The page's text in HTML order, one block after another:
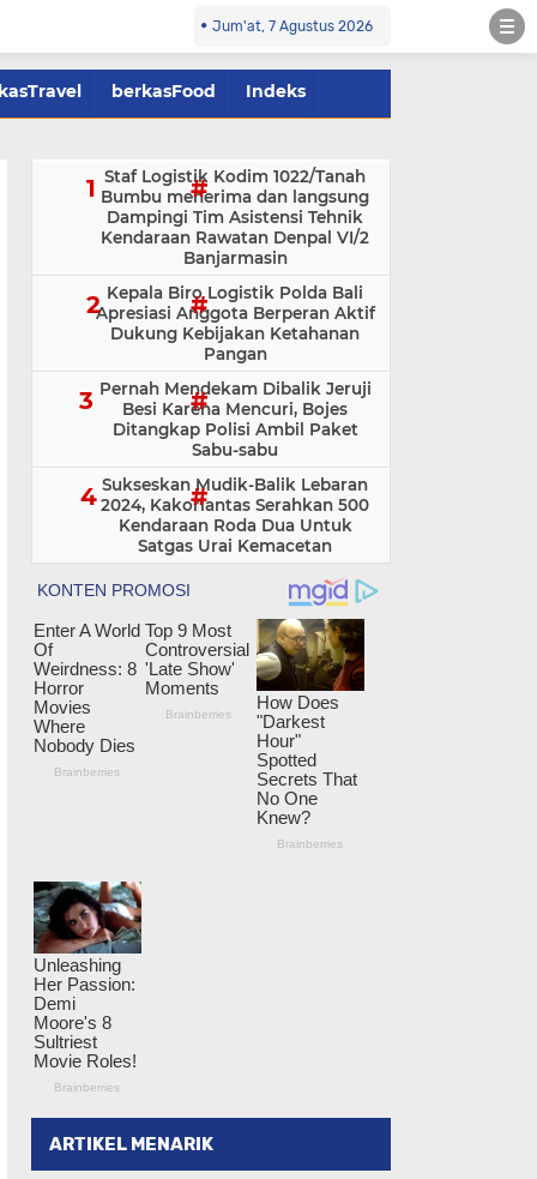
Jum'at, 7 Agustus 2026
berkasFood Indeks
Staf Logistik Kodim 1022/Tanah
Bumbu menerima dan langsung
Dampingi Tim Asistensi Tehnik
Kendaraan Rawatan Denpal VI/2
Banjarmasin
Kepala Biro Logistik Polda Bali
Apresiasi Anggota Berperan Aktif
Dukung Kebijakan Ketahanan
Pangan
Pernah Mendekam Dibalik Jeruji
Besi Karena Mencuri, Bojes
Ditangkap Polisi Ambil Paket
Sabu-sabu
Sukseskan Mudik-Balik Lebaran
2024, Kakorlantas Serahkan 500
Kendaraan Roda Dua Untuk
Satgas Urai Kemacetan
ARTIKEL MENARIK